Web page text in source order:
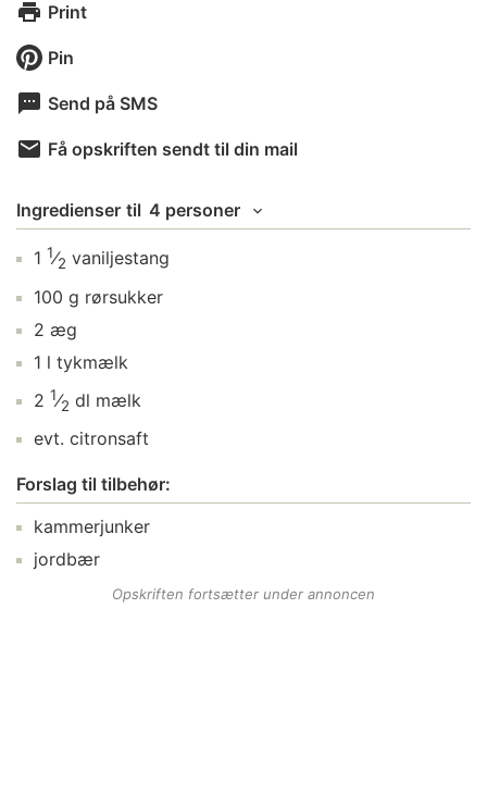
Print
Pin
Send på SMS
Få opskriften sendt til din mail
Ingredienser til 4 personer
1 1⁄2 vaniljestang
100 g rørsukker
2 æg
1 l tykmælk
2 1⁄2 dl mælk
evt. citronsaft
Forslag til tilbehør:
kammerjunker
jordbær
Opskriften fortsætter under annoncen